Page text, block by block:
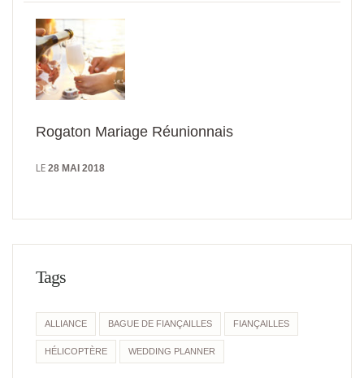
Rogaton Mariage Réunionnais
LE 28 MAI 2018
Tags
ALLIANCE BAGUE DE FIANÇAILLES FIANÇAILLES
HÉLICOPTÈRE WEDDING PLANNER